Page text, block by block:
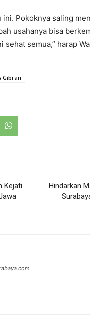
Pokoknya saling
usahanya bisa
semua,” harap
Gibran
Kejati
Hindarkan